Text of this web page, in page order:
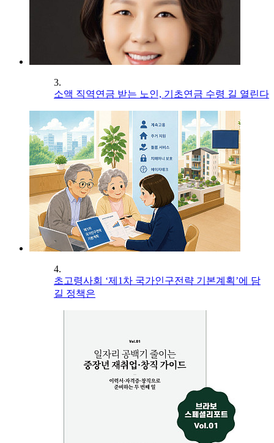
3.
소액 직역연금 받는 노인, 기초연금 수령 길 열린다
4.
초고령사회 ‘제1차 국가인구전략 기본계획’에 담
길 정책은